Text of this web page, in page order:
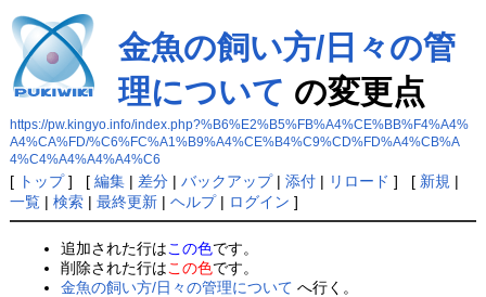
金魚の飼い方/日々の管
理について の変更点
https://pw.kingyo.info/index.php?%B6%E2%B5%FB%A4%CE%BB%F4%A4%
A4%CA%FD/%C6%FC%A1%B9%A4%CE%B4%C9%CD%FD%A4%CB%A
4%C4%A4%A4%A4%C6
[ トップ] [ 編集| 差分| バックアップ| 添付| リロード ] [ 新規 |
一覧| 検索| 最終更新| ヘルプ| ログイン ]
追加された行はこの色です。
削除された行はこの色です。
金魚の飼い方/日々の管理について へ行く。